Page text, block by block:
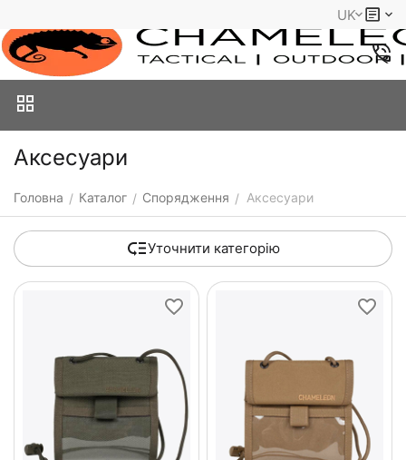
UK
Аксесуари
Головна / Каталог / Спорядження / Аксесуари
Уточнити категорію